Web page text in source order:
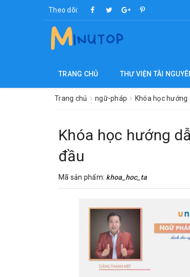
Theo dõi:
TRANG CHỦ THƯ VIỆN TÀI
Trang chủ ngữ-pháp Khóa học
Khóa học hướng
đầu
Mã sản phẩm: khoa_hoc_ta